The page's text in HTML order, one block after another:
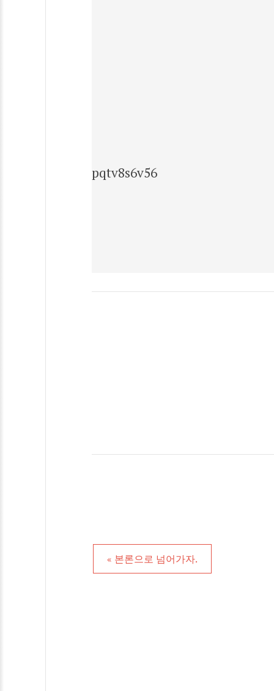
pqtv8s6v56
« 본론으로 넘어가자.